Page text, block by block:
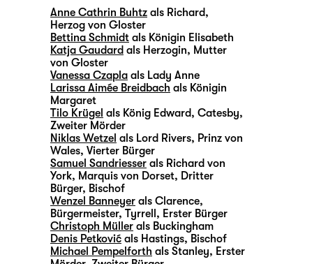
Anne Cathrin Buhtz als Richard,
Herzog von Gloster
Bettina Schmidt als Königin Elisabeth
Katja Gaudard als Herzogin, Mutter
von Gloster
Vanessa Czapla als Lady Anne
Larissa Aimée Breidbach als Königin
Margaret
Tilo Krügel als König Edward, Catesby,
Zweiter Mörder
Niklas Wetzel als Lord Rivers, Prinz von
Wales, Vierter Bürger
Samuel Sandriesser als Richard von
York, Marquis von Dorset, Dritter
Bürger, Bischof
Wenzel Banneyer als Clarence,
Bürgermeister, Tyrrell, Erster Bürger
Christoph Müller als Buckingham
Denis Petković als Hastings, Bischof
Michael Pempelforth als Stanley, Erster